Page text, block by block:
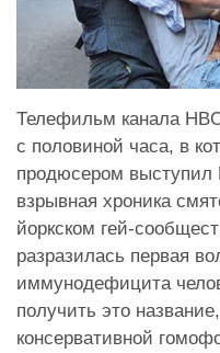
Телефильм канала
с половиной часа, в
продюсером выступил
взрывная хроника
йоркском гей-
разразилась первая
иммунодефицита
получить это
консервативной